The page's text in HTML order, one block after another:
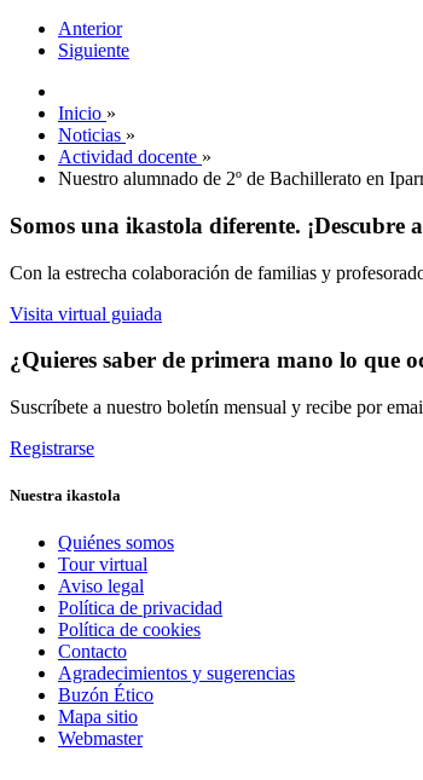
Anterior
Siguiente
Inicio »
Noticias »
Actividad docente »
Nuestro alumnado de 2º de Bachillerato en
Somos una ikastola diferente. ¡Descubre
Con la estrecha colaboración de familias y
Visita virtual guiada
¿Quieres saber de primera mano lo que
Suscríbete a nuestro boletín mensual y recibe por
Registrarse
Nuestra ikastola
Quiénes somos
Tour virtual
Aviso legal
Política de privacidad
Política de cookies
Contacto
Agradecimientos y sugerencias
Buzón Ético
Mapa sitio
Webmaster